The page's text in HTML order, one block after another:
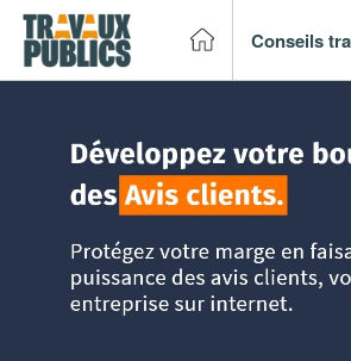
Conseils